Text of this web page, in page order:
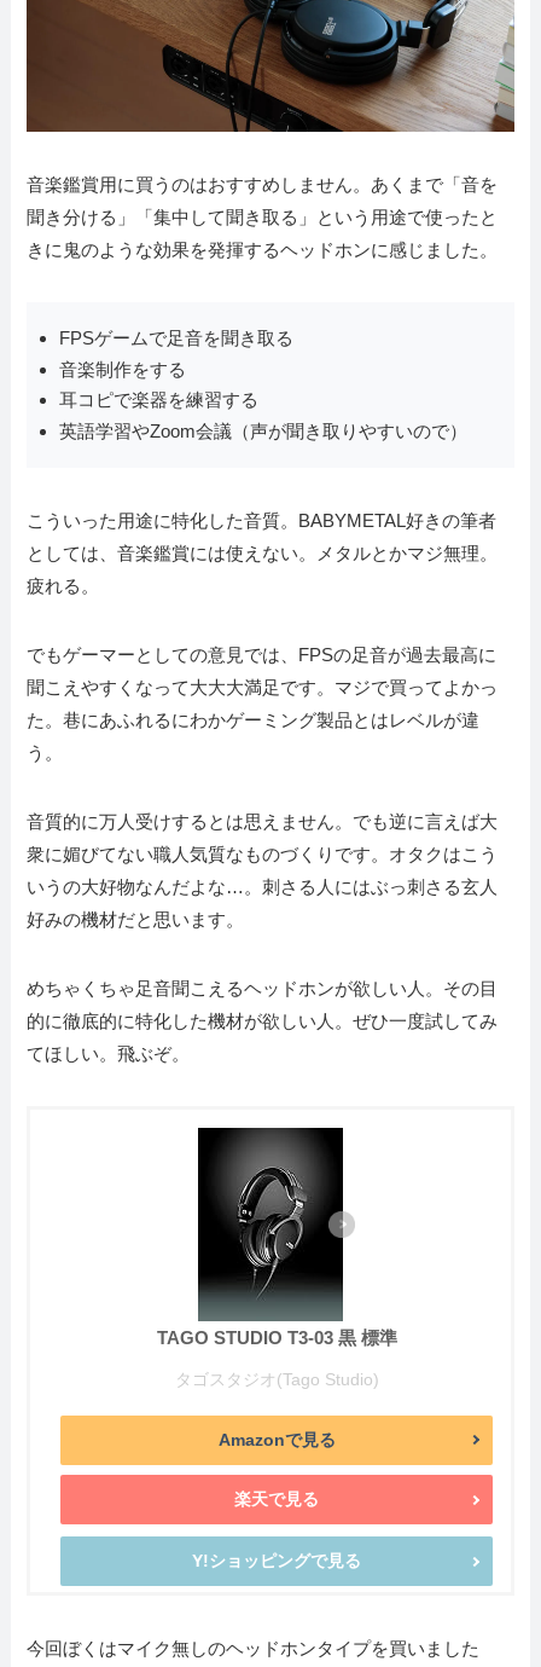
音楽鑑賞用に買うのはおすすめしません。あくまで「音を
聞き分ける」「集中して聞き取る」という用途で使ったと
きに鬼のような効果を発揮するヘッドホンに感じました。
FPSゲームで足音を聞き取る
音楽制作をする
耳コピで楽器を練習する
英語学習やZoom会議（声が聞き取りやすいので）
こういった用途に特化した音質。BABYMETAL好きの筆者
としては、音楽鑑賞には使えない。メタルとかマジ無理。
疲れる。
でもゲーマーとしての意見では、FPSの足音が過去最高に
聞こえやすくなって大大大満足です。マジで買ってよかっ
た。巷にあふれるにわかゲーミング製品とはレベルが違
う。
音質的に万人受けするとは思えません。でも逆に言えば大
衆に媚びてない職人気質なものづくりです。オタクはこう
いうの大好物なんだよな…。刺さる人にはぶっ刺さる玄人
好みの機材だと思います。
めちゃくちゃ足音聞こえるヘッドホンが欲しい人。その目
的に徹底的に特化した機材が欲しい人。ぜひ一度試してみ
てほしい。飛ぶぞ。
TAGO STUDIO T3-03 黒 標準
タゴスタジオ(Tago Studio)
Amazonで見る
楽天で見る
Y!ショッピングで見る
今回ぼくはマイク無しのヘッドホンタイプを買いました